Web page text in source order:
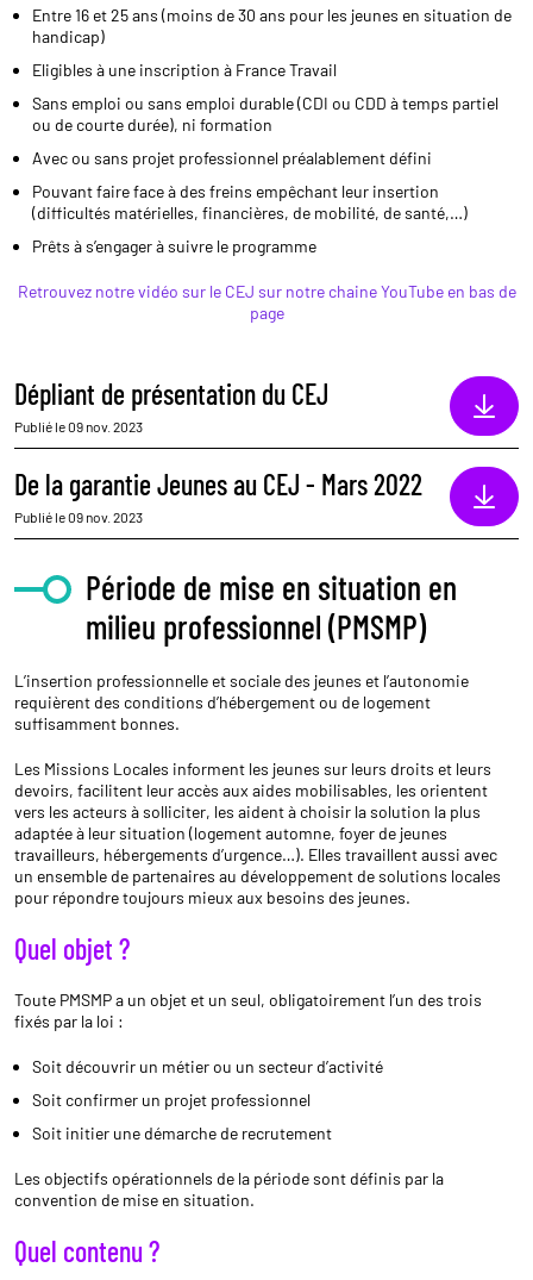
Entre 16 et 25 ans (moins de 30 ans pour les jeunes en situation de
handicap)
Eligibles à une inscription à France Travail
Sans emploi ou sans emploi durable (CDI ou CDD à temps partiel
ou de courte durée), ni formation
Avec ou sans projet professionnel préalablement défini
Pouvant faire face à des freins empêchant leur insertion
(difficultés matérielles, financières, de mobilité, de santé,…)
Prêts à s’engager à suivre le programme
Retrouvez notre vidéo sur le CEJ sur notre chaine YouTube en bas de
page
Dépliant de présentation du CEJ
Publié le 09 nov. 2023
De la garantie Jeunes au CEJ - Mars 2022
Publié le 09 nov. 2023
Période de mise en situation en
milieu professionnel (PMSMP)
L’insertion professionnelle et sociale des jeunes et l’autonomie
requièrent des conditions d’hébergement ou de logement
suffisamment bonnes.
Les Missions Locales informent les jeunes sur leurs droits et leurs
devoirs, facilitent leur accès aux aides mobilisables, les orientent
vers les acteurs à solliciter, les aident à choisir la solution la plus
adaptée à leur situation (logement automne, foyer de jeunes
travailleurs, hébergements d’urgence…). Elles travaillent aussi avec
un ensemble de partenaires au développement de solutions locales
pour répondre toujours mieux aux besoins des jeunes.
Quel objet ?
Toute PMSMP a un objet et un seul, obligatoirement l’un des trois
fixés par la loi :
Soit découvrir un métier ou un secteur d’activité
Soit confirmer un projet professionnel
Soit initier une démarche de recrutement
Les objectifs opérationnels de la période sont définis par la
convention de mise en situation.
Quel contenu ?